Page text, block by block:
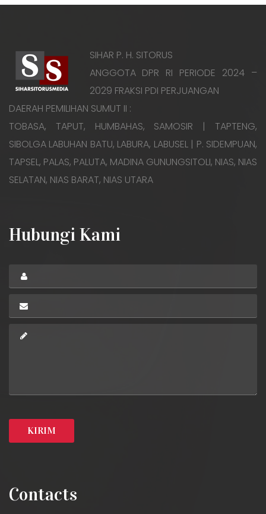
SIHAR P. H. SITORUS
ANGGOTA DPR RI PERIODE 2024 –
2029 FRAKSI PDI PERJUANGAN
DAERAH PEMILIHAN SUMUT II :
TOBASA, TAPUT, HUMBAHAS, SAMOSIR | TAPTENG,
SIBOLGA LABUHAN BATU, LABURA, LABUSEL | P. SIDEMPUAN,
TAPSEL, PALAS, PALUTA, MADINA GUNUNGSITOLI, NIAS, NIAS
SELATAN, NIAS BARAT, NIAS UTARA
Hubungi Kami
Contacts